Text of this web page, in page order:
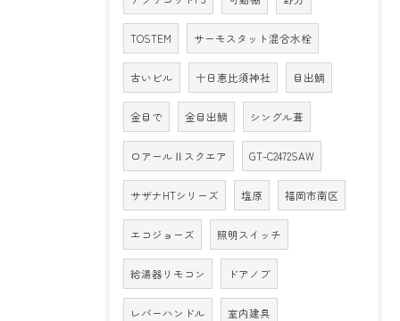
TOSTEM サーモスタット混合水栓
古いビル 十日恵比須神社 目出鯛
金目で 金目出鯛 シングル葺
ロアールⅡスクエア GT-C2472SAW
サザナHTシリーズ 塩原 福岡市南区
エコジョーズ 照明スイッチ
給湯器リモコン ドアノブ
レバーハンドル 室内建具